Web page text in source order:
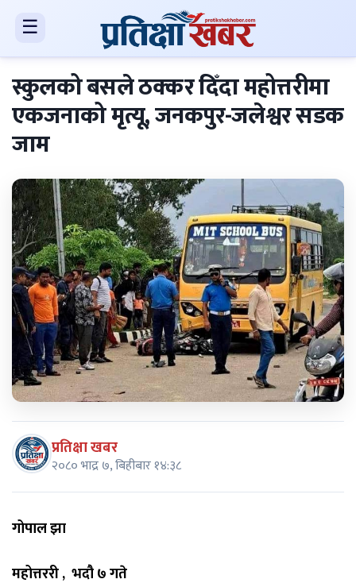
☰
स्कुलको बसले ठक्कर दिँदा महोत्तरीमा
एकजनाको मृत्यू, जनकपुर-जलेश्वर सडक
जाम
प्रतिक्षा खबर
२०८० भाद्र ७, बिहीबार १४:३८
गोपालझा
महोत्तररी, भदौ ७ गते